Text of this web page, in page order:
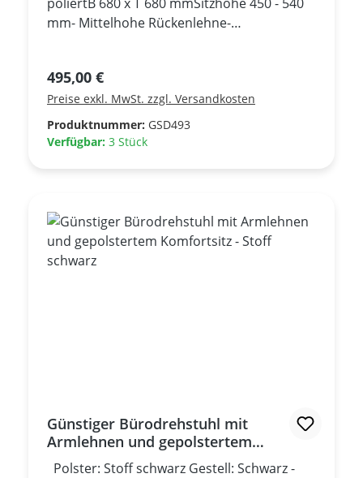
mm- Mittelhohe Rückenlehne-
der Rückenlehne- Arretierung der
Rückenlehne in 4 Positionen-
Gebrauchtmöbel - guter Zustand -
Regulärer Preis:
495,00 €
Preise exkl. MwSt. zzgl. Versandkosten
Produktnummer: GSD493
Verfügbar: 3 Stück
Günstiger Bürodrehstuhl mit
Armlehnen und gepolstertem
Komfortsitz - Stoff schwarz
Polster: Stoff schwarz Gestell: Schwarz -